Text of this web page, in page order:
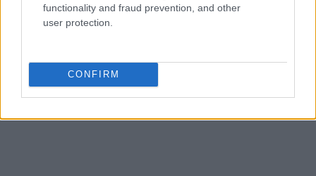
functionality and fraud prevention, and other
user protection.
CONFIRM